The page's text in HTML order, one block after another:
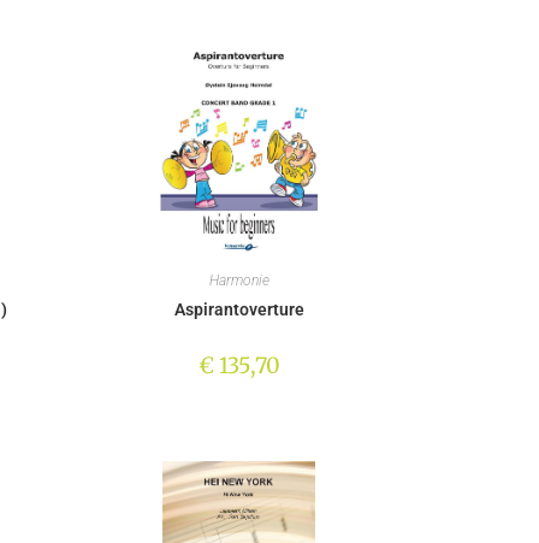
Harmonie
Aspirantoverture
€135,70